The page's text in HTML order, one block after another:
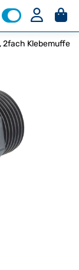
2fach Klebemuffe